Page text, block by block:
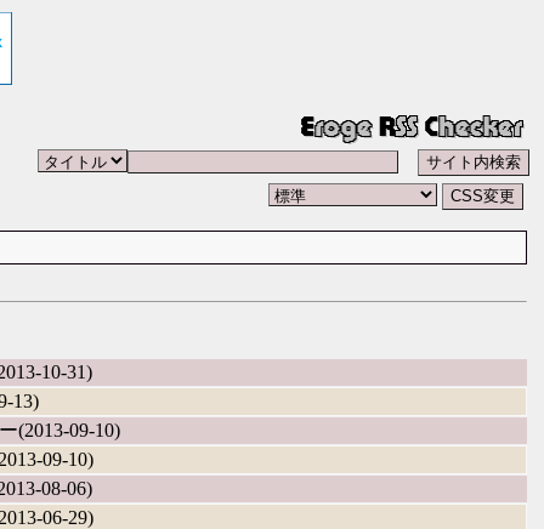
10-31)
13)
(2013-09-10)
09-10)
08-06)
06-29)